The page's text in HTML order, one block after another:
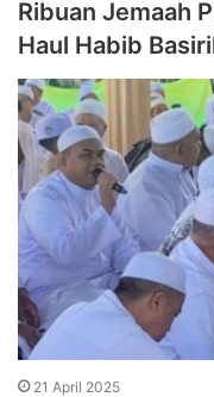
Ribuan Jemaah
Haul Habib
21 April 2025